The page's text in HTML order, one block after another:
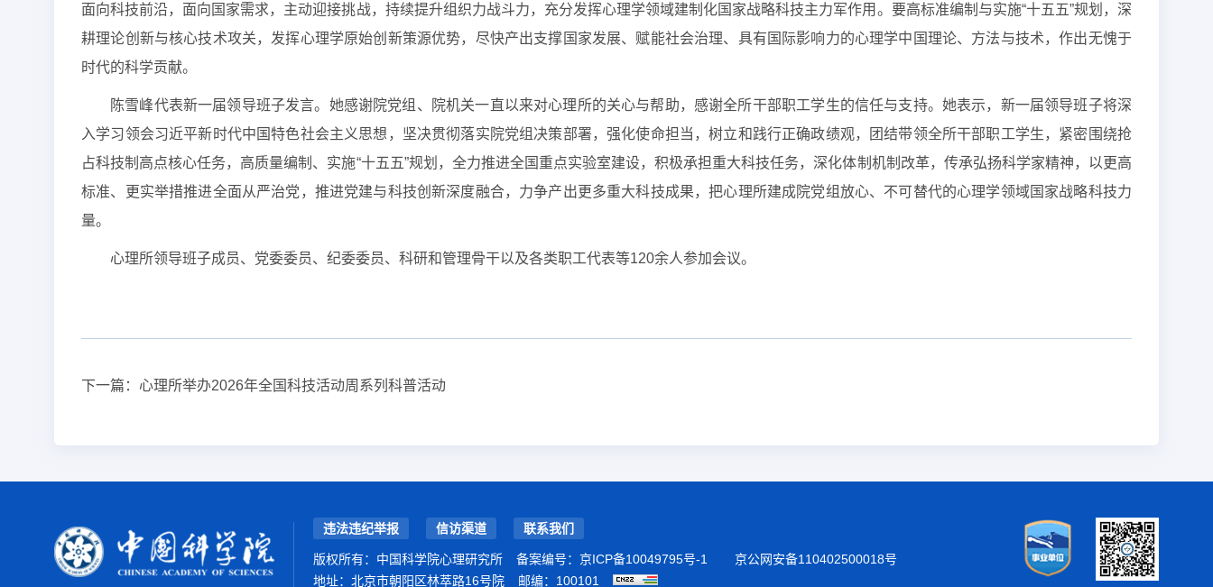
面向科技前沿，面向国家需求，主动迎接挑战，持续提升组织力战斗力，充分发挥心理学领域建制化国家战略科技主力军作用。要高标准编制与实施“十五五”规划，深
耕理论创新与核心技术攻关，发挥心理学原始创新策源优势，尽快产出支撑国家发展、赋能社会治理、具有国际影响力的心理学中国理论、方法与技术，作出无愧于
时代的科学贡献。
陈雪峰代表新一届领导班子发言。她感谢院党组、院机关一直以来对心理所的关心与帮助，感谢全所干部职工学生的信任与支持。她表示，新一届领导班子将深
入学习领会习近平新时代中国特色社会主义思想，坚决贯彻落实院党组决策部署，强化使命担当，树立和践行正确政绩观，团结带领全所干部职工学生，紧密围绕抢
占科技制高点核心任务，高质量编制、实施“十五五”规划，全力推进全国重点实验室建设，积极承担重大科技任务，深化体制机制改革，传承弘扬科学家精神，以更高
标准、更实举措推进全面从严治党，推进党建与科技创新深度融合，力争产出更多重大科技成果，把心理所建成院党组放心、不可替代的心理学领域国家战略科技力
量。
心理所领导班子成员、党委委员、纪委委员、科研和管理骨干以及各类职工代表等120余人参加会议。
下一篇： 心理所举办2026年全国科技活动周系列科普活动
违法违纪举报 信访渠道 联系我们
版权所有：中国科学院心理研究所 备案编号： 京ICP备10049795号-1
京公网安备110402500018号
地址：北京市朝阳区林萃路16号院
邮编：100101